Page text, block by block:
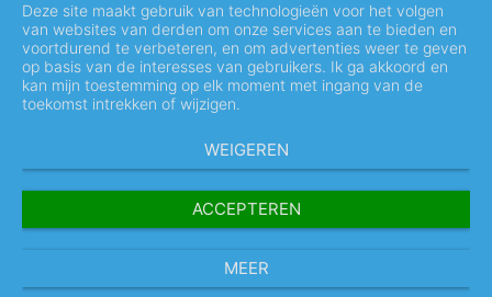
Deze site maakt gebruik van technologieën voor het volgen
van websites van derden om onze services aan te bieden en
voortdurend te verbeteren, en om advertenties weer te geven
op basis van de interesses van gebruikers. Ik ga akkoord en
kan mijn toestemming op elk moment met ingang van de
toekomst intrekken of wijzigen.
WEIGEREN
ACCEPTEREN
MEER